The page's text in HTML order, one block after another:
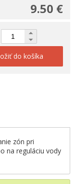
9.50 €
do košíka
zón pri
na reguláciu vody